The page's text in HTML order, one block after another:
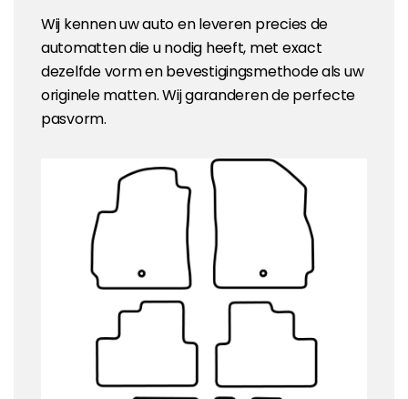
Wij kennen uw auto en leveren precies de
automatten die u nodig heeft, met exact
dezelfde vorm en bevestigingsmethode als uw
originele matten. Wij garanderen de perfecte
pasvorm.